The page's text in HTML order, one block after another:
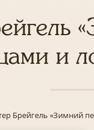
и
Брейгель «Зимний